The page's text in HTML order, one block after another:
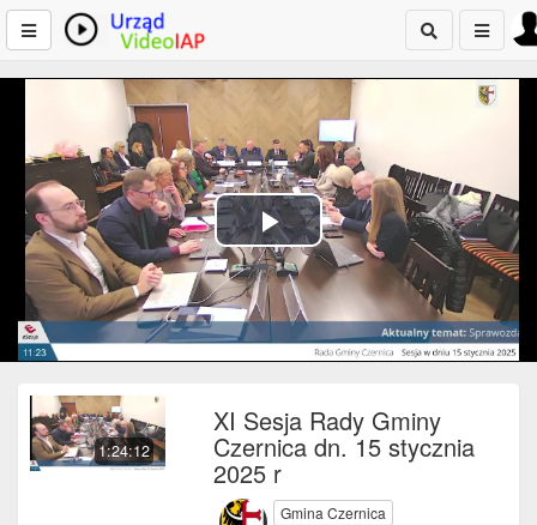
Play
Video
1:24:12
XI Sesja Rady Gminy
Czernica dn. 15 stycznia
2025 r
Gmina Czernica